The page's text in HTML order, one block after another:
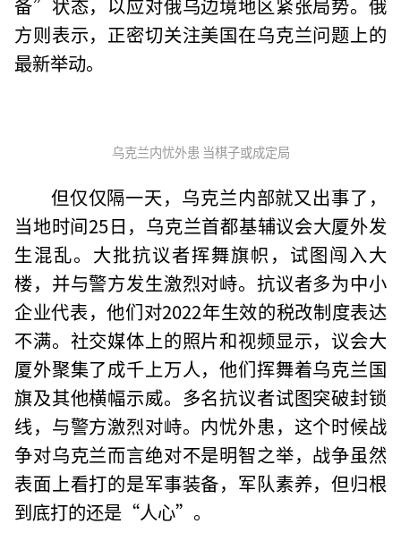
方则表示，正密切关注美国在乌克兰问题上的
最新举动。
乌克兰内忧外患 当棋子或成定局
但仅仅隔一天，乌克兰内部就又出事了，
当地时间25日，乌克兰首都基辅议会大厦外发
生混乱。大批抗议者挥舞旗帜，试图闯入大
楼，并与警方发生激烈对峙。抗议者多为中小
企业代表，他们对2022年生效的税改制度表达
不满。社交媒体上的照片和视频显示，议会大
厦外聚集了成千上万人，他们挥舞着乌克兰国
旗及其他横幅示威。多名抗议者试图突破封锁
线，与警方激烈对峙。内忧外患，这个时候战
争对乌克兰而言绝对不是明智之举，战争虽然
表面上看打的是军事装备，军队素养，但归根
到底打的还是“人心”。